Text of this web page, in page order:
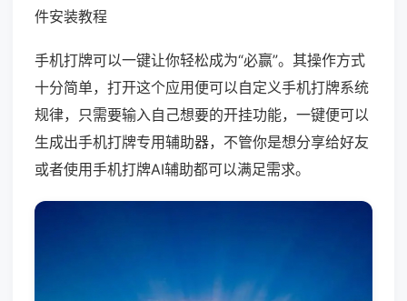
件安装教程
手机打牌可以一键让你轻松成为“必赢”。其操作方式
十分简单，打开这个应用便可以自定义手机打牌系统
规律，只需要输入自己想要的开挂功能，一键便可以
生成出手机打牌专用辅助器，不管你是想分享给好友
或者使用手机打牌AI辅助都可以满足需求。